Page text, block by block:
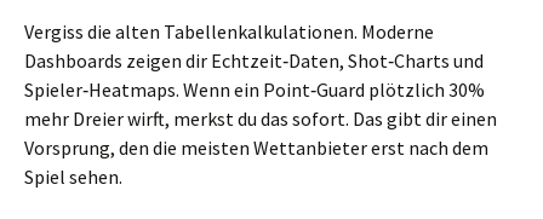
Vergiss die alten Tabellenkalkulationen. Moderne
Dashboards zeigen dir Echtzeit‑Daten, Shot‑Charts und
Spieler‑Heatmaps. Wenn ein Point‑Guard plötzlich 30%
mehr Dreier wirft, merkst du das sofort. Das gibt dir einen
Vorsprung, den die meisten Wettanbieter erst nach dem
Spiel sehen.